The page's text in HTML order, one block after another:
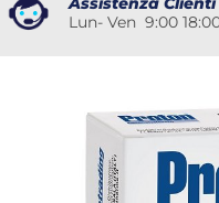
Lun- Ven 9:00